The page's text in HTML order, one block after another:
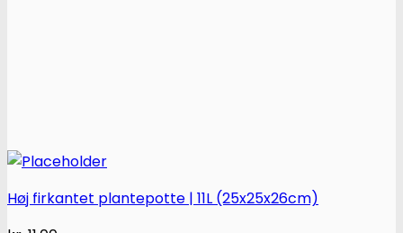
Høj firkantet plantepotte | 11L (25x25x26cm)